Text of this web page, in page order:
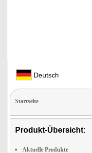
Deutsch
Startseite
Produkt-Übersicht:
Aktuelle Produkte